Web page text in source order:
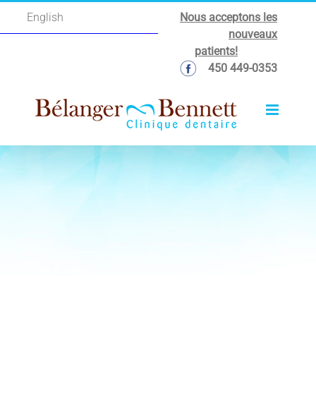
English
Nous acceptons les
nouveaux
patients!
450 449-0353